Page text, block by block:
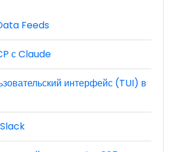
Feeds
с Claude
интерфейс (TUI) в